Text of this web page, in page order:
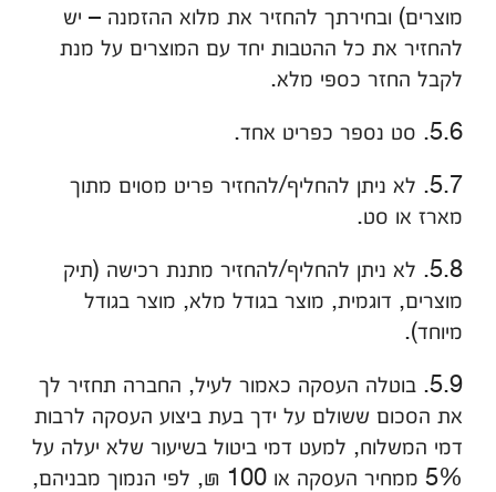
מוצרים) ובחירתך להחזיר את מלוא ההזמנה – יש
להחזיר את כל ההטבות יחד עם המוצרים על מנת
לקבל החזר כספי מלא.
5.6. סט נספר כפריט אחד.
5.7. לא ניתן להחליף/להחזיר פריט מסוים מתוך
מארז או סט.
5.8. לא ניתן להחליף/להחזיר מתנת רכישה (תיק
מוצרים, דוגמית, מוצר בגודל מלא, מוצר בגודל
מיוחד).
5.9. בוטלה העסקה כאמור לעיל, החברה תחזיר לך
את הסכום ששולם על ידך בעת ביצוע העסקה לרבות
דמי המשלוח, למעט דמי ביטול בשיעור שלא יעלה על
5% ממחיר העסקה או 100 ₪, לפי הנמוך מבניהם,